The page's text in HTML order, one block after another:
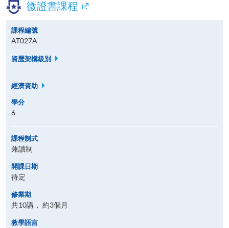
微證書課程
課程編號
AT027A
資歷架構級別
經濟資助
學分
6
課程制式
兼讀制
開課日期
待定
修業期
共10講， 約3個月
教學語言